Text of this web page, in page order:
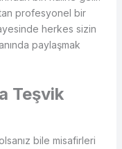
profesyonel bir
herkes sizin
paylaşmak
Teşvik
bile misafirleri